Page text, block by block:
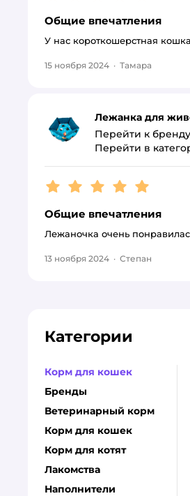
Общие впечатления
У нас короткошерстная
15 ноября 2024 · Тамара
Лежанка для
Перейти к бренду
Перейти в
Рейтинг:5
Общие впечатления
Лежаночка очень
13 ноября 2024 · Степан
Категории
Корм для кошек
Бренды
Ветеринарный корм
Корм для кошек
Корм для котят
Лакомства
Наполнители